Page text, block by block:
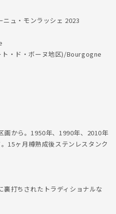
ュ・モンラッシェ 2023
・ド・ボーヌ地区)/Bourgogne
画から。1950年、1990年、2010年
15ヶ月樽熟成後ステンレスタンク
裏打ちされたトラディショナルな